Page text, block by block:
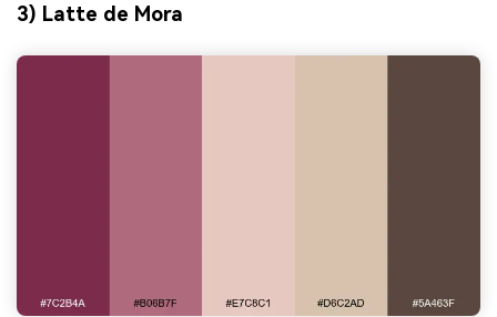
3) Latte de Mora